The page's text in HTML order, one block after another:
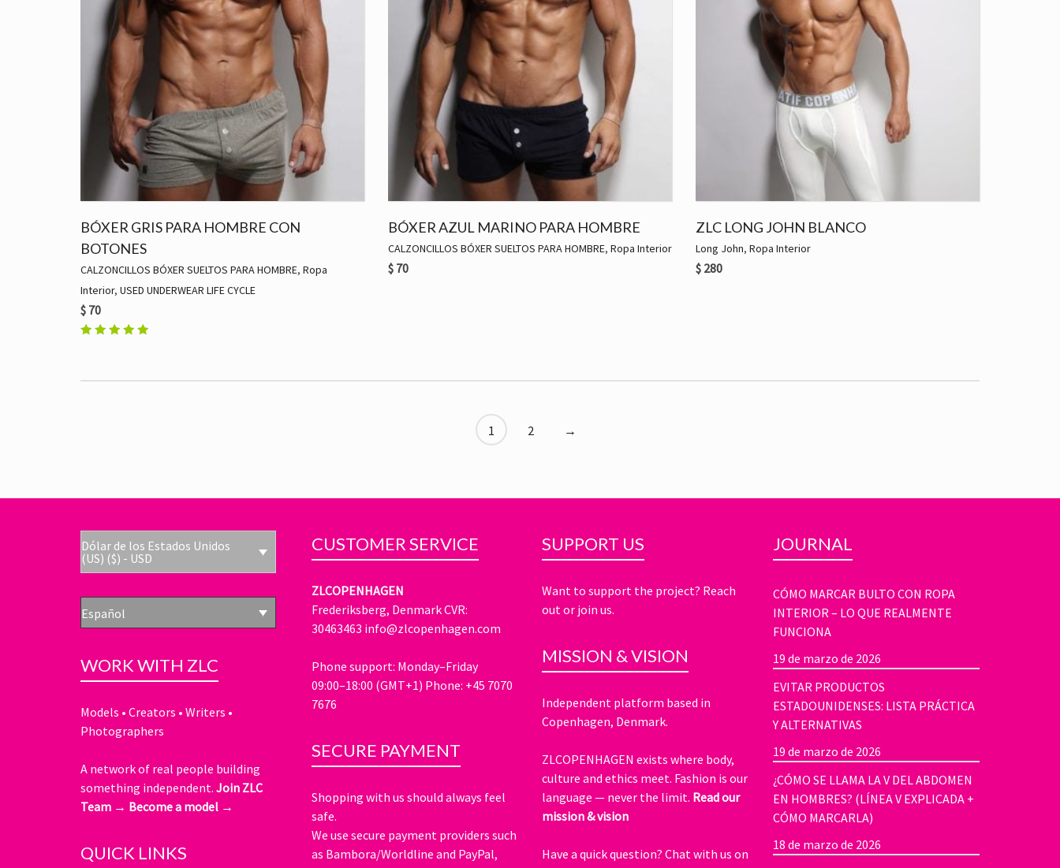
BÓXER GRIS PARA HOMBRE CON
BOTONES
CALZONCILLOS BÓXER SUELTOS PARA HOMBRE, Ropa
Interior, USED UNDERWEAR LIFE CYCLE
$ 70
BÓXER AZUL MARINO PARA HOMBRE
CALZONCILLOS BÓXER SUELTOS PARA HOMBRE, Ropa Interior
$ 70
ZLC LONG JOHN BLANCO
Long John, Ropa Interior
$ 280
1 2 →
Dólar de los Estados Unidos
(US) ($) - USD
Español
WORK WITH ZLC
Models • Creators • Writers •
Photographers
A network of real people building
something independent. Join ZLC
Team → Become a model →
QUICK LINKS
CUSTOMER SERVICE
ZLCOPENHAGEN
Frederiksberg, Denmark CVR:
30463463 info@zlcopenhagen.com
Phone support: Monday–Friday
09:00–18:00 (GMT+1) Phone: +45 7070
7676
SECURE PAYMENT
Shopping with us should always feel
safe.
We use secure payment providers such
as Bambora/Worldline and PayPal,
SUPPORT US
Want to support the project? Reach
out or join us.
MISSION & VISION
Independent platform based in
Copenhagen, Denmark.
ZLCOPENHAGEN exists where body,
culture and ethics meet. Fashion is our
language — never the limit. Read our
mission & vision
Have a quick question? Chat with us on
JOURNAL
CÓMO MARCAR BULTO CON ROPA
INTERIOR – LO QUE REALMENTE
FUNCIONA
19 de marzo de 2026
EVITAR PRODUCTOS
ESTADOUNIDENSES: LISTA PRÁCTICA
Y ALTERNATIVAS
19 de marzo de 2026
¿CÓMO SE LLAMA LA V DEL ABDOMEN
EN HOMBRES? (LÍNEA V EXPLICADA +
CÓMO MARCARLA)
18 de marzo de 2026